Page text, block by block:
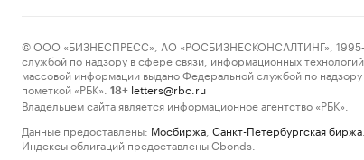
© ООО «БИЗНЕСПРЕСС», АО «РОСБИЗНЕСКОНСАЛТИНГ»,
службой по надзору в сфере связи, информационных
массовой информации выдано Федеральной службой по
пометкой «РБК».
18+ letters@rbc.ru
Владельцем сайта является информационное агентство «РБК».
Данные предоставлены: Мосбиржа Санкт-Петербургская биржа
Индексы облигаций предоставлены Cbonds.